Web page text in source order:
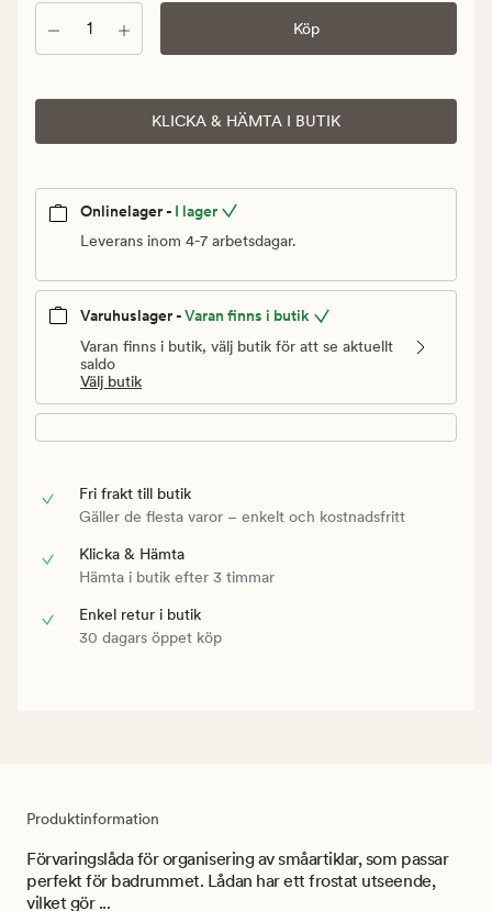
30
kr
Antal Köp
KLICKA & HÄMTA I BUTIK
Onlinelager - I lager
Leverans inom 4-7 arbetsdagar.
Varuhuslager -Varan finns i butik
Varan finns i butik, välj butik för att se aktuellt
saldo
Välj butik
Fri frakt till butik
Gäller de flesta varor – enkelt och kostnadsfritt
Klicka & Hämta
Hämta i butik efter 3 timmar
Enkel retur i butik
30 dagars öppet köp
Produktinformation
Förvaringslåda för organisering av småartiklar, som passar
perfekt för badrummet. Lådan har ett frostat utseende,
vilket gör ...